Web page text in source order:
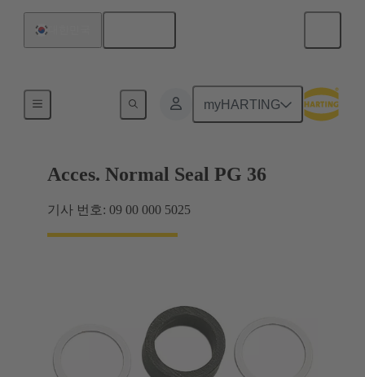
myHARTING
케이블 글랜드
Acces. Normal Seal PG 36
기사 번호: 09 00 000 5025